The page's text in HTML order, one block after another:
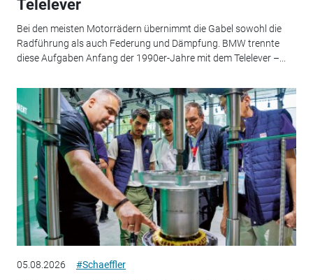
Telelever
Bei den meisten Motorrädern übernimmt die Gabel sowohl die
Radführung als auch Federung und Dämpfung. BMW trennte
diese Aufgaben Anfang der 1990er-Jahre mit dem Telelever –...
05.08.2026 #Schaeffler